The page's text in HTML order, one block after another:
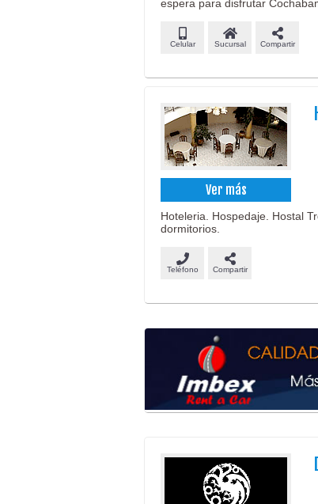
espera para disfrutar
Celular Sucursal Compartir
Ver más
Hoteleria. Hospedaje. Hostal
dormitorios.
Teléfono Compartir